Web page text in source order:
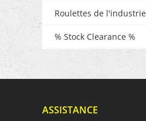
Roulettes de l'industrie
% Stock Clearance %
ASSISTANCE